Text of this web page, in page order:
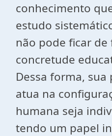
conhecimento
estudo
não pode ficar de
concretude
Dessa forma, sua
atua na
humana seja
tendo um papel